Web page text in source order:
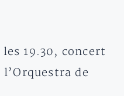
les 19.30, concert
l’Orquestra de